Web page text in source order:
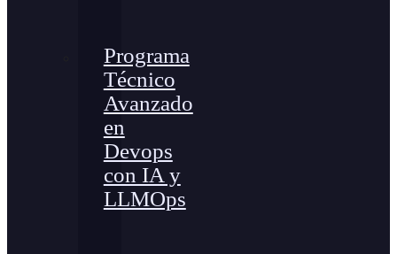
Programa
Técnico
Avanzado
en
Devops
con IA y
LLMOps